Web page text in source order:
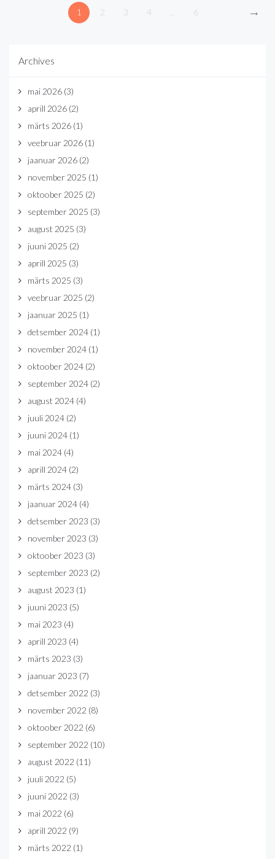
1 2 3 4 6 →
Archives
mai 2026 (3)
aprill 2026 (2)
märts 2026 (1)
veebruar 2026 (1)
jaanuar 2026 (2)
november 2025 (1)
oktoober 2025 (2)
september 2025 (3)
august 2025 (3)
juuni 2025 (2)
aprill 2025 (3)
märts 2025 (3)
veebruar 2025 (2)
jaanuar 2025 (1)
detsember 2024 (1)
november 2024 (1)
oktoober 2024 (2)
september 2024 (2)
august 2024 (4)
juuli 2024 (2)
juuni 2024 (1)
mai 2024 (4)
aprill 2024 (2)
märts 2024 (3)
jaanuar 2024 (4)
detsember 2023 (3)
november 2023 (3)
oktoober 2023 (3)
september 2023 (2)
august 2023 (1)
juuni 2023 (5)
mai 2023 (4)
aprill 2023 (4)
märts 2023 (3)
jaanuar 2023 (7)
detsember 2022 (3)
november 2022 (8)
oktoober 2022 (6)
september 2022 (10)
august 2022 (11)
juuli 2022 (5)
juuni 2022 (3)
mai 2022 (6)
aprill 2022 (9)
märts 2022 (1)